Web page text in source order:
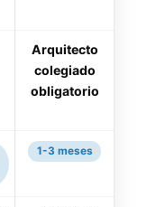
Arquitecto
colegiado
obligatorio
1-3 meses